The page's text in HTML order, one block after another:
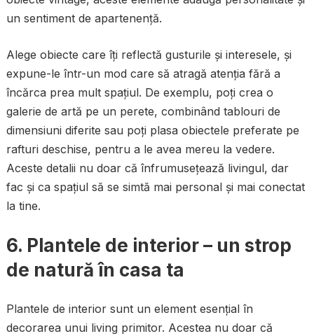
un sentiment de apartenență.
Alege obiecte care îți reflectă gusturile și interesele, și
expune-le într-un mod care să atragă atenția fără a
încărca prea mult spațiul. De exemplu, poți crea o
galerie de artă pe un perete, combinând tablouri de
dimensiuni diferite sau poți plasa obiectele preferate pe
rafturi deschise, pentru a le avea mereu la vedere.
Aceste detalii nu doar că înfrumusețează livingul, dar
fac și ca spațiul să se simtă mai personal și mai conectat
la tine.
6. Plantele de interior – un strop
de natură în casa ta
Plantele de interior sunt un element esențial în
decorarea unui living primitor. Acestea nu doar că